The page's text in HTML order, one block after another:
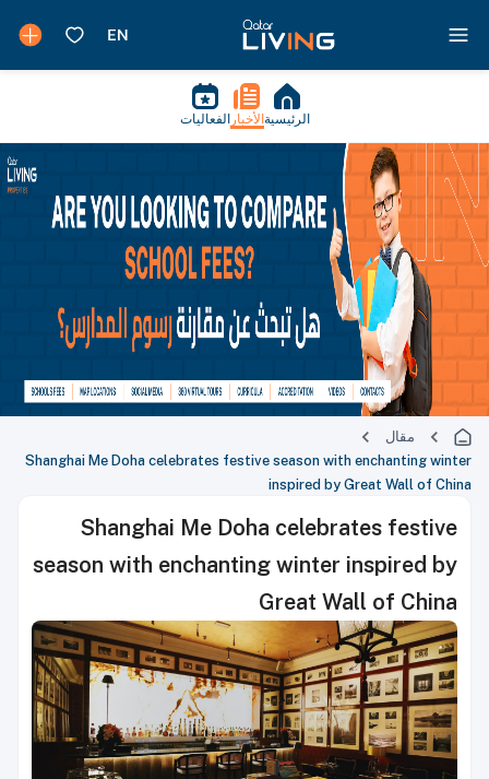
الرئيسية الأخبار الفعاليات
مقال
Shanghai Me Doha celebrates festive season with enchanting winter
inspired by Great Wall of China
Shanghai Me Doha celebrates festive
season with enchanting winter inspired by
Great Wall of China